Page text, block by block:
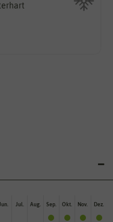
überwintern können.
Jun. Jul. Aug. Sep. Okt. Nov. Dez.